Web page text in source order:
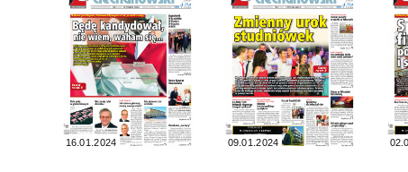
16.01.2024 09.01.2024